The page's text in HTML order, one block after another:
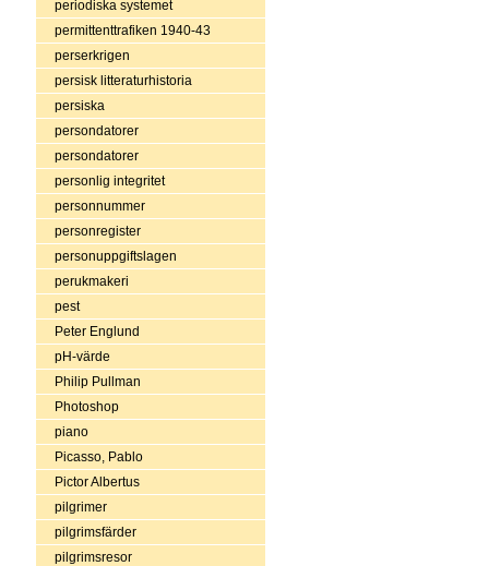
periodiska systemet
permittenttrafiken 1940-43
perserkrigen
persisk litteraturhistoria
persiska
persondatorer
persondatorer
personlig integritet
personnummer
personregister
personuppgiftslagen
perukmakeri
pest
Peter Englund
pH-värde
Philip Pullman
Photoshop
piano
Picasso, Pablo
Pictor Albertus
pilgrimer
pilgrimsfärder
pilgrimsresor